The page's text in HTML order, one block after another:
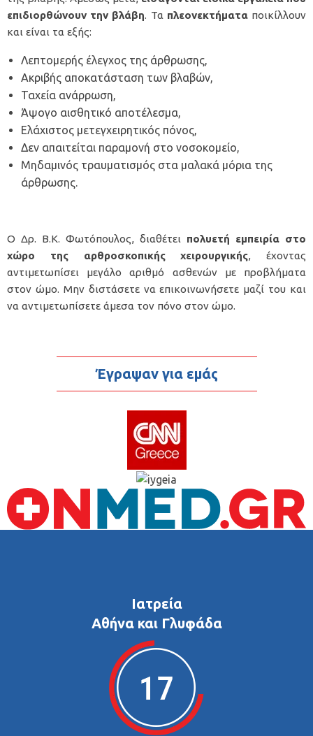
επιδιορθώνουν την βλάβη. Τα πλεονεκτήματα ποικίλλουν
και είναι τα εξής:
Λεπτομερής έλεγχος της άρθρωσης,
Ακριβής αποκατάσταση των βλαβών,
Ταχεία ανάρρωση,
Άψογο αισθητικό αποτέλεσμα,
Ελάχιστος μετεγχειρητικός πόνος,
Δεν απαιτείται παραμονή στο νοσοκομείο,
Μηδαμινός τραυματισμός στα μαλακά μόρια της
άρθρωσης.
Ο Δρ. Β.Κ. Φωτόπουλος, διαθέτει πολυετή εμπειρία στο
χώρο της αρθροσκοπικής χειρουργικής, έχοντας
αντιμετωπίσει μεγάλο αριθμό ασθενών με προβλήματα
στον ώμο. Μην διστάσετε ναεπικοινωνήσετε μαζί του και
να αντιμετωπίσετε άμεσα τον πόνο στον ώμο.
Έγραψαν για εμάς
Ιατρεία
Αθήνα και Γλυφάδα